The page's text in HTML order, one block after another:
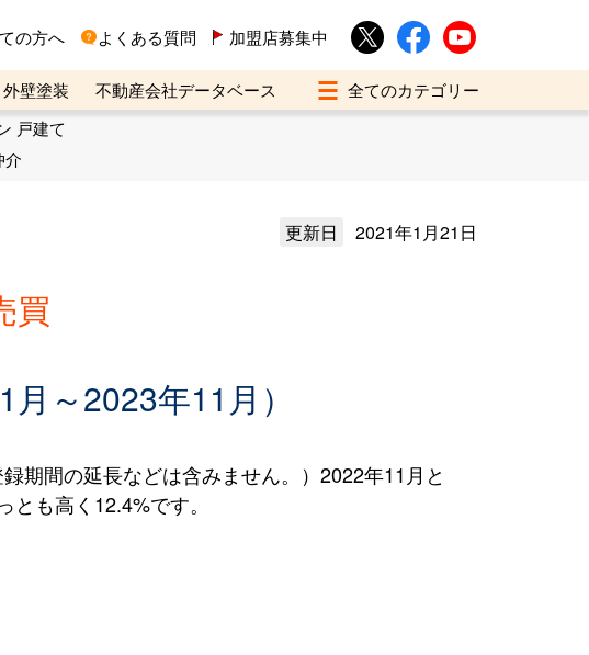
の方へ よくある質問 加盟店募集中
外壁塗装
不動産会社データベース
デスク
戸建て
介
更新日 2021年1月21日
買
～2023年11月）
期間の延長などは含みません。）2022年11月と
も高く12.4%です。